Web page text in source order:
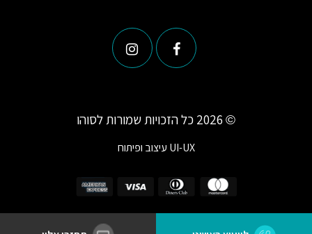
© 2026 כל הזכויות שמורות לסוהו
UI-UX עיצוב ופיתוח